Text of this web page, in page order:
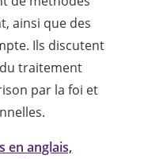
ainsi que des
Ils discutent
traitement
par la foi et
en anglais,